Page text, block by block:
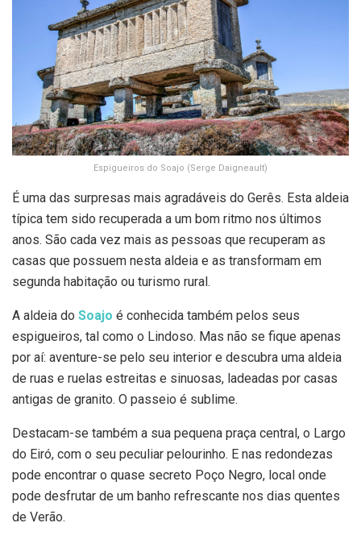
Espigueiros do Soajo (Serge Daigneault)
É uma das surpresas mais agradáveis do Gerês. Esta aldeia
típica tem sido recuperada a um bom ritmo nos últimos
anos. São cada vez mais as pessoas que recuperam as
casas que possuem nesta aldeia e as transformam em
segunda habitação ou turismo rural.
A aldeia do Soajo é conhecida também pelos seus
espigueiros, tal como o Lindoso. Mas não se fique apenas
por aí: aventure-se pelo seu interior e descubra uma aldeia
de ruas e ruelas estreitas e sinuosas, ladeadas por casas
antigas de granito. O passeio é sublime.
Destacam-se também a sua pequena praça central, o Largo
do Eiró, com o seu peculiar pelourinho. E nas redondezas
pode encontrar o quase secreto Poço Negro, local onde
pode desfrutar de um banho refrescante nos dias quentes
de Verão.